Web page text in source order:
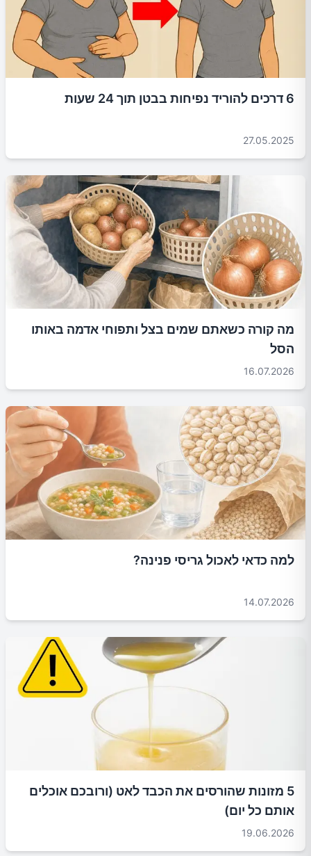
6 דרכים להוריד נפיחות בבטן תוך 24 שעות
27.05.2025
מה קורה כשאתם שמים בצל ותפוחי אדמה באותו
הסל
16.07.2026
למה כדאי לאכול גריסי פנינה?
14.07.2026
5 מזונות שהורסים את הכבד לאט (ורובכם אוכלים
אותם כל יום)
19.06.2026